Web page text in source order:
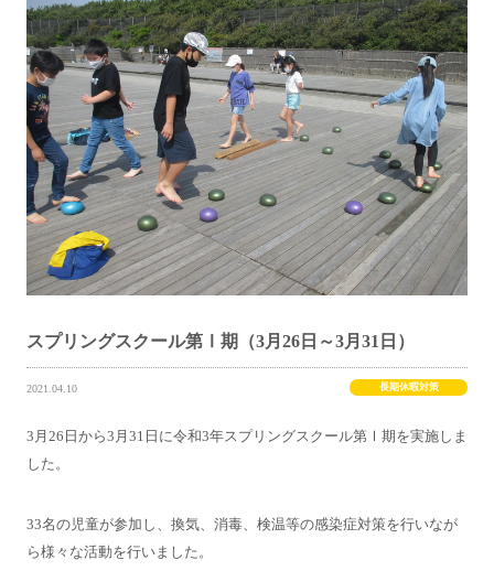
スプリングスクール第Ⅰ期（3月26日～3月31日）
2021.04.10 長期休暇対策
3月26日から3月31日に令和3年スプリングスクール第Ⅰ期を実施しま
した。
33名の児童が参加し、換気、消毒、検温等の感染症対策を行いなが
ら様々な活動を行いました。